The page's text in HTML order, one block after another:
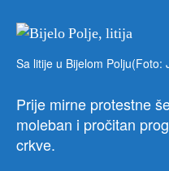
Sa litije u Bijelom Polju(Foto:
Prije mirne protestne
moleban i pročitan
crkve.